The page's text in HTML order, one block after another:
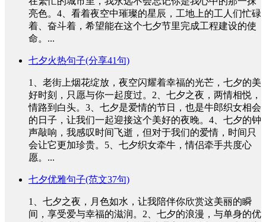
亮色。4、看着夜空中璀璨的星辰，工地上的工人们忙碌
着、奋斗着，希望能在这个七夕节里完成工程建设的使
命。...
七夕火热句子(分享41句)
1、老街上烟花绽放，夜空闪耀着幸福的光芒，七夕的美
好时刻，只愿与你一起度过。2、七夕之夜，两情相悦，
情路到白头。3、七夕是爱情的节日，也是牛郎织女相会
的日子，让我们一起迎接这个美好的夜晚。4、七夕的钟
声敲响，我感叹时间飞逝，但对于我们的爱情，时间只
会让它更加珍贵。5、七夕织女牵牛，情侣牵手共度心
愿。...
七夕优雅句子(范文37句)
1、七夕之夜，月色如水，让我陪伴你欣赏这美丽的瞬
间，享受爱与幸福的滋润。2、七夕的浪漫，与单身的优